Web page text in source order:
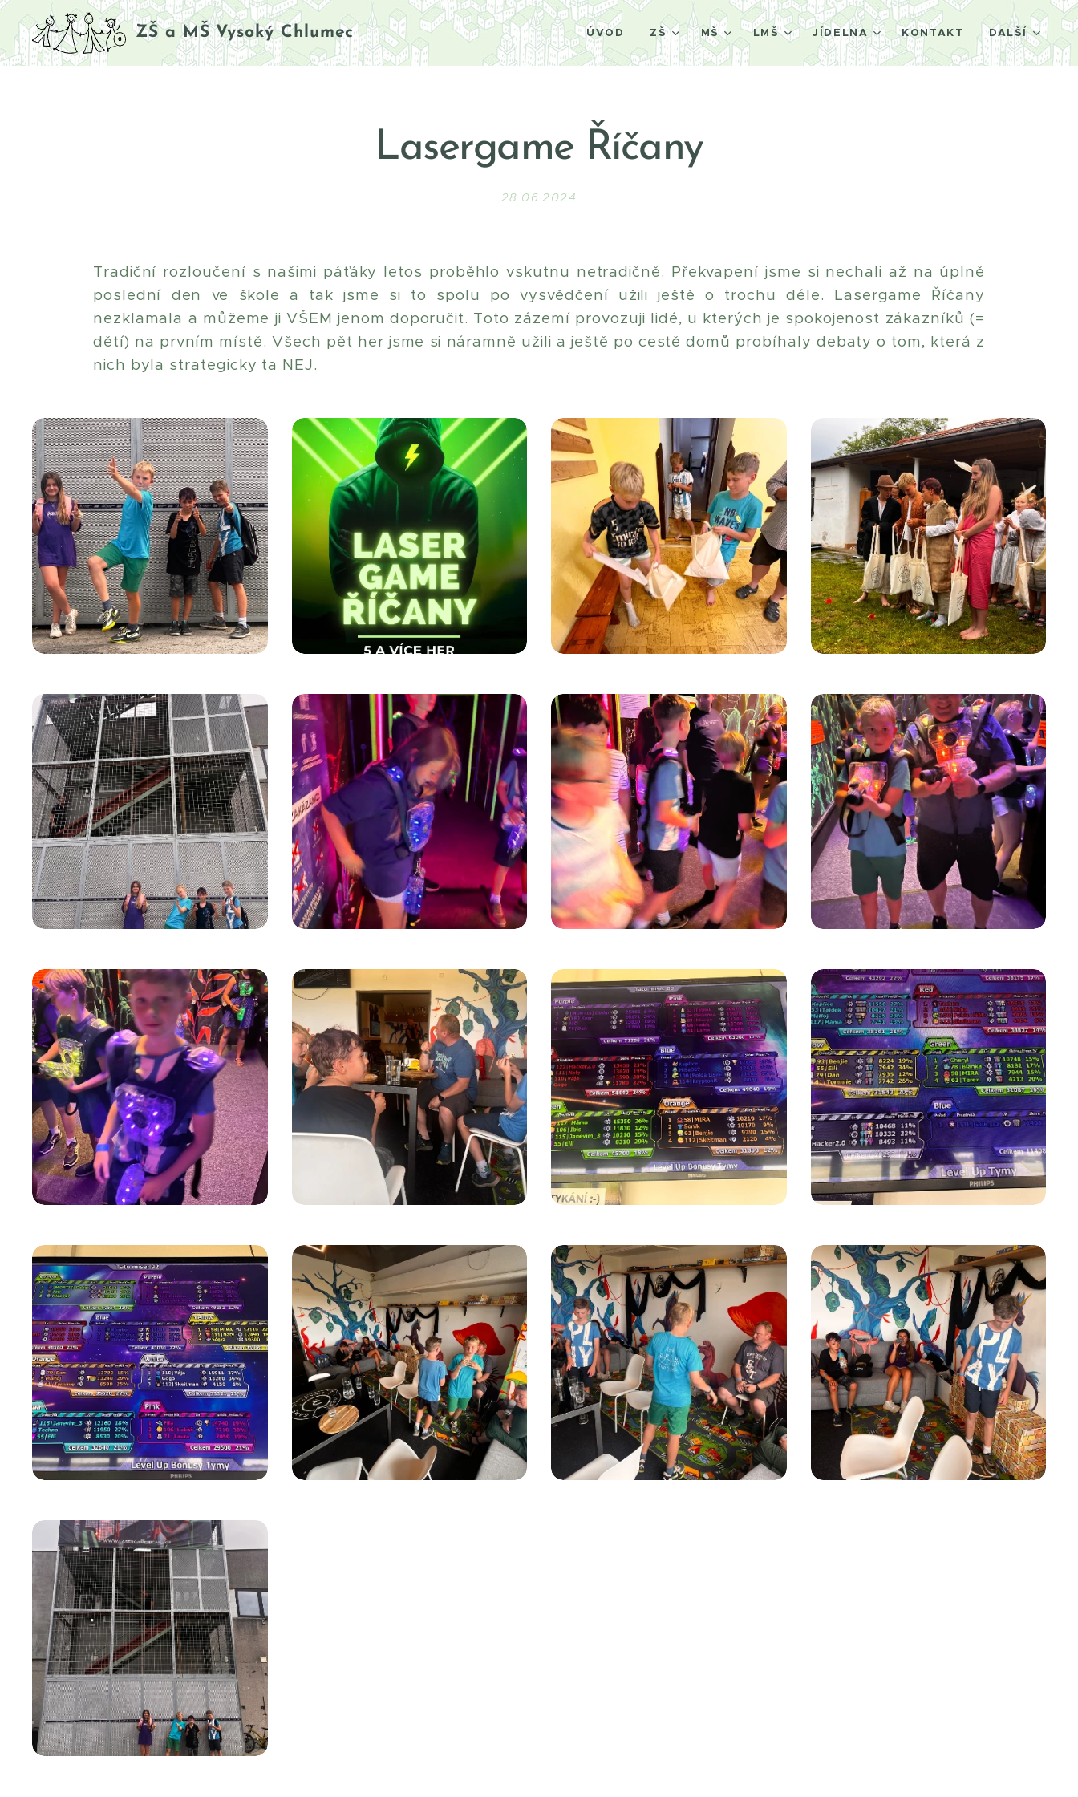
ZŠ a MŠ Vysoký Chlumec ÚVOD ZŠ MŠ LMŠ JÍDELNA KONTAKT DALŠÍ
Lasergame Říčany
28.06.2024
Tradiční rozloučení s našimi páťáky letos proběhlo vskutnu netradičně. Překvapení jsme si nechali až na úplně
poslední den ve škole a tak jsme si to spolu po vysvědčení užili ještě o trochu déle. Lasergame Říčany
nezklamala a můžeme ji VŠEM jenom doporučit. Toto zázemí provozuji lidé, u kterých je spokojenost zákazníků (=
dětí) na prvním místě. Všech pět her jsme si náramně užili a ještě po cestě domů probíhaly debaty o tom, která z
nich byla strategicky ta NEJ.